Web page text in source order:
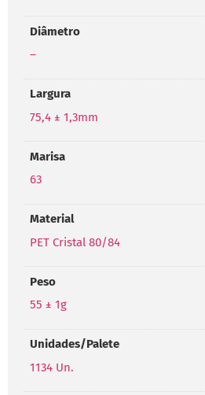
Diâmetro
–
Largura
75,4 ± 1,3mm
Marisa
63
Material
PET Cristal 80/84
Peso
55 ± 1g
Unidades/Palete
1134 Un.